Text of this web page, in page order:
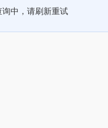
询中，请刷新重试